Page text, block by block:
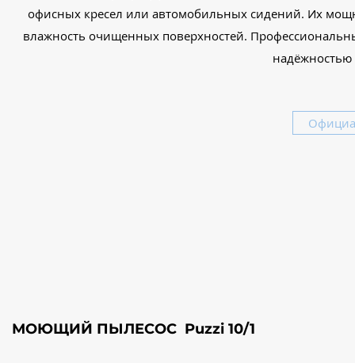
офисных кресел или автомобильных сидений. Их
влажность очищенных поверхностей.
надёжностью
МОЮЩИЙ ПЫЛЕСОС Puzzi 10/1